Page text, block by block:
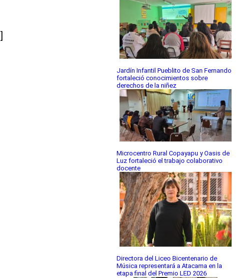
Jardín Infantil Pueblito de San Fernando
fortaleció conocimientos sobre
derechos de la niñez
Microcentro Rural Copayapu y Oasis de
Luz fortaleció el trabajo colaborativo
docente
Directora del Liceo Bicentenario de
Música representará a Atacama en la
etapa final del Premio LED 2026